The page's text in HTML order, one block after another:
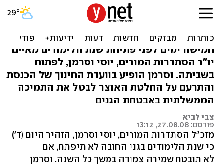
הסתדרות המורים: אין
אבטחה, אין לימודים
חמישה ימים לפני פתיחת שנת הלימודים מאיים
יו"ר הסתדרות המורים, יוסי וסרמן, לפתוח
בשביתה. וסרמן הופיע בוועדת החינוך של הכנסת
והתרעם על החלטת האוצר לבטל את התמיכה
הממשלתית באבטחת הגנים
צבי לביא
פורסם: 27.08.08, 13:12
מזכ"ל הסתדרות המורים, יוסי וסרמן, הזהיר היום (ד')
כי שנת הלימודים בגני החובה לא תיפתח, אם
לא תובטח שמירה צמודה במשך כל השנה. וסרמן